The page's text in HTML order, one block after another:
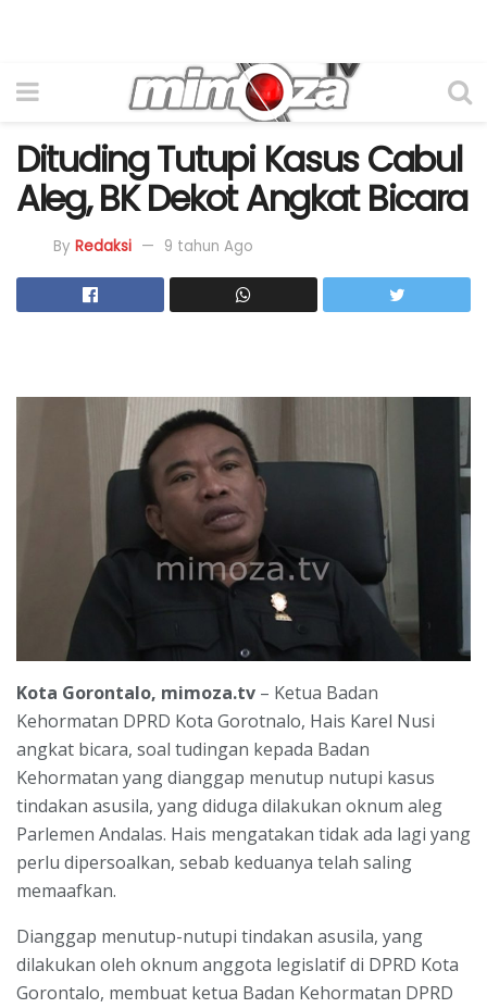
Dituding Tutupi Kasus Cabul
Aleg, BK Dekot Angkat Bicara
By Redaksi 9 tahun Ago
Kota Gorontalo, mimoza.tv – Ketua Badan
Kehormatan DPRD Kota Gorotnalo, Hais Karel Nusi
angkat bicara, soal tudingan kepada Badan
Kehormatan yang dianggap menutup nutupi kasus
tindakan asusila, yang diduga dilakukan oknum aleg
Parlemen Andalas. Hais mengatakan tidak ada lagi yang
perlu dipersoalkan, sebab keduanya telah saling
memaafkan.
Dianggap menutup-nutupi tindakan asusila, yang
dilakukan oleh oknum anggota legislatif di DPRD Kota
Gorontalo, membuat ketua Badan Kehormatan DPRD